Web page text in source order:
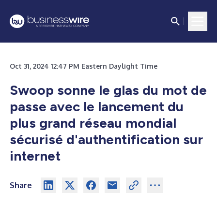
Oct 31, 2024 12:47 PM Eastern Daylight Time
Swoop sonne le glas du mot de
passe avec le lancement du
plus grand réseau mondial
sécurisé d'authentification sur
internet
Share